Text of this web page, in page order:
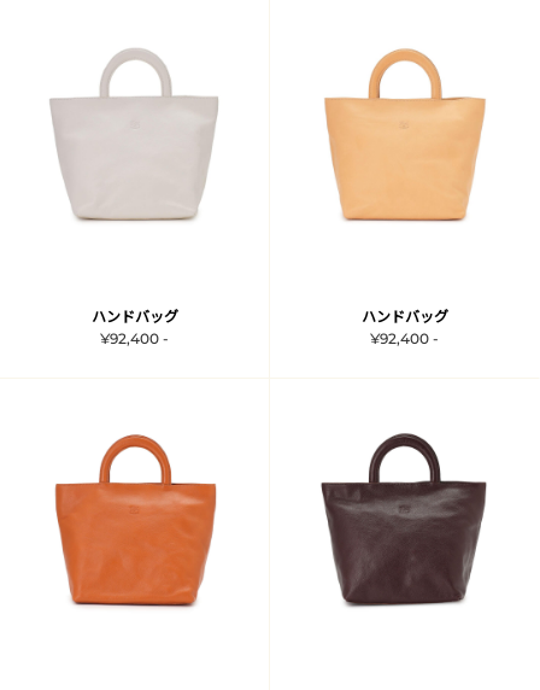
ハンドバッグ
¥92,400 -
ハンドバッグ
¥92,400 -